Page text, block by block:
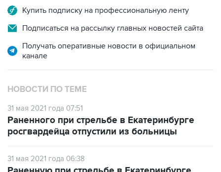
Купить подписку на профессиональную ленту
Подписаться на рассылку главных новостей сайта
Получать оперативные новости в официальном
канале
НОВОСТИ ПО ТЕМЕ
31 мая 2021 года 07:51
Раненного при стрельбе в Екатеринбурге
росгвардейца отпустили из больницы
31 мая 2021 года 06:38